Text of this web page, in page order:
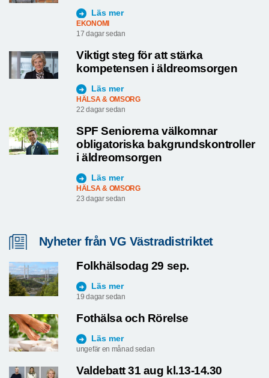
Läs mer
EKONOMI
17 dagar sedan
Viktigt steg för att stärka
kompetensen i äldreomsorgen
Läs mer
HÄLSA & OMSORG
22 dagar sedan
SPF Seniorerna välkomnar
obligatoriska bakgrundskontroller
i äldreomsorgen
Läs mer
HÄLSA & OMSORG
23 dagar sedan
Nyheter från VG Västradistriktet
Folkhälsodag 29 sep.
Läs mer
19 dagar sedan
Fothälsa och Rörelse
Läs mer
ungefär en månad sedan
Valdebatt 31 aug kl.13-14.30